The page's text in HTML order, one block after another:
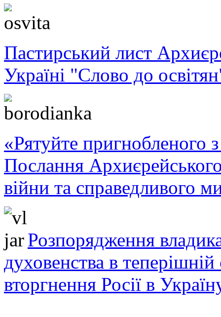
Пастирський лист
Україні "Слово до
«Рятуйте пригнобленого
Послання
війни та справедливого
Розпорядження
духовенства в теперішній
вторгнення Росії в